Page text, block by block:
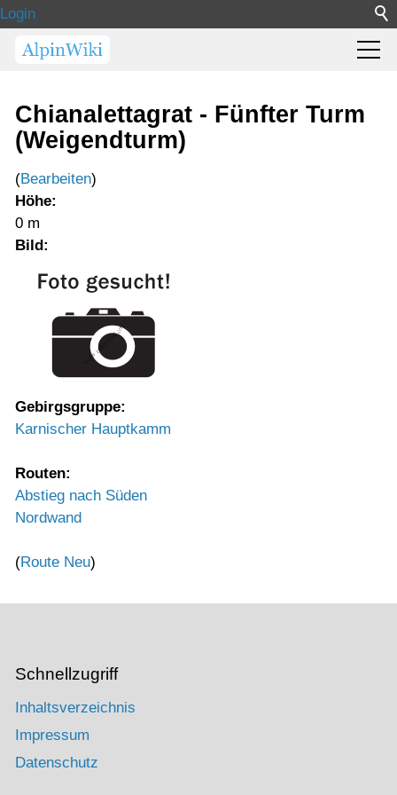
Login
Chianalettagrat - Fünfter Turm
(Weigendturm)
(Bearbeiten)
Höhe:
0 m
Bild:
Gebirgsgruppe:
Karnischer Hauptkamm
Routen:
Abstieg nach Süden
Nordwand
(Route Neu)
Schnellzugriff
Inhaltsverzeichnis
Impressum
Datenschutz